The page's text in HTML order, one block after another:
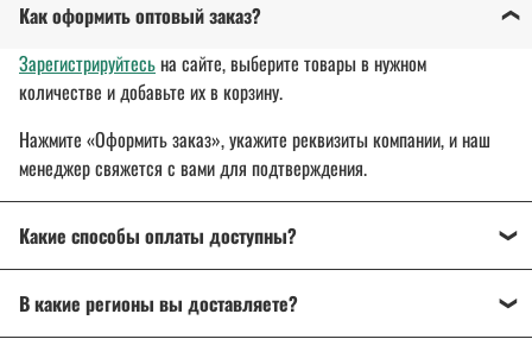
Как оформить оптовый заказ?
Зарегистрируйтесьна сайте, выберите товары в нужном
количестве и добавьте их в корзину.
Нажмите «Оформить заказ», укажите реквизиты компании, и наш
менеджер свяжется с вами для подтверждения.
Какие способы оплаты доступны?
расчетный счет организации.
В какие регионы вы доставляете?